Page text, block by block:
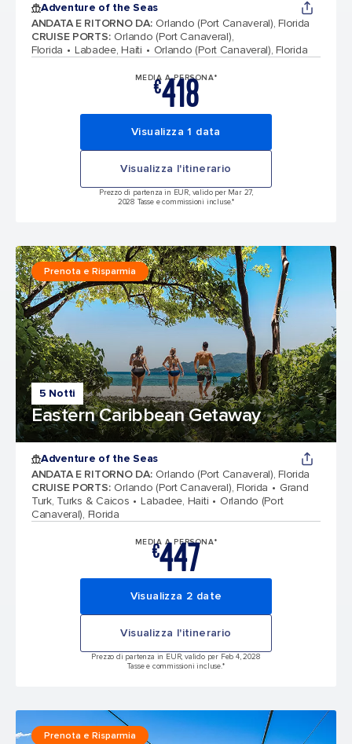
Adventure of the Seas
ANDATA E RITORNO DA: Orlando (Port Canaveral), Florida
CRUISE PORTS: Orlando (Port Canaveral),
Florida
Labadee, Haiti Orlando (Port Canaveral), Florida
MEDIA A PERSONA*
€418
Visualizza 1 data
Visualizza l'itinerario
Prezzo di partenza in EUR, valido per Mar 27,
2028 Tasse e commissioni incluse.*
5 Notti
Eastern Caribbean Getaway
Prenota e Risparmia
Adventure of the Seas
ANDATA E RITORNO DA: Orlando (Port Canaveral), Florida
CRUISE PORTS: Orlando (Port Canaveral), Florida
Grand
Turk, Turks & Caicos
Labadee, Haiti
Orlando (Port
Canaveral), Florida
MEDIA A PERSONA*
€447
Visualizza 2 date
Visualizza l'itinerario
Prezzo di partenza in EUR, valido per Feb 4, 2028
Tasse e commissioni incluse.*
Prenota e Risparmia